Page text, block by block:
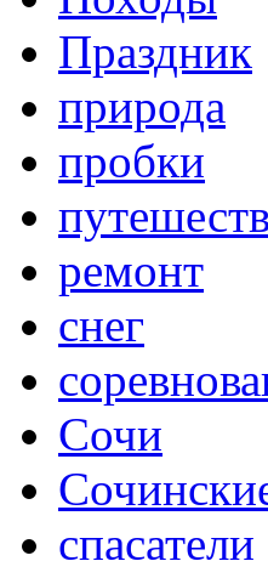
Праздник
природа
пробки
ремонт
снег
Сочи
спасатели